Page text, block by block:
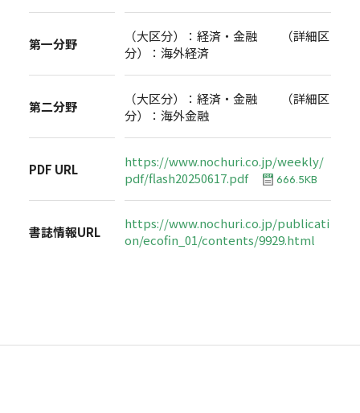
第一分野
（大区分）：経済・金融 （詳細区
分）：海外経済
第二分野
（大区分）：経済・金融 （詳細区
分）：海外金融
PDF URL
https://www.nochuri.co.jp/weekly/
pdf/flash20250617.pdf
666.5KB
書誌情報URL
https://www.nochuri.co.jp/publicati
on/ecofin_01/contents/9929.html